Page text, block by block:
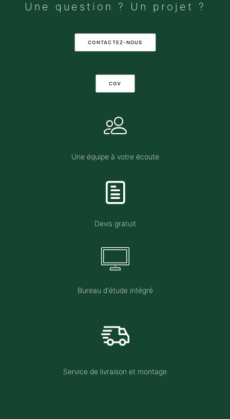
Une question ? Un projet ?
CONTACTEZ-NOUS
CGV
Une équipe à votre écoute
Devis gratuit
Bureau d'étude intégré
Service de livraison et montage